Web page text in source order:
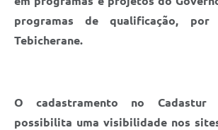
programas de qualificação, por
Tebicherane.
O cadastramento no
possibilita uma visibilidade nos